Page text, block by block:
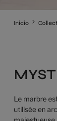
Inicio
Le marbre
utilisée en